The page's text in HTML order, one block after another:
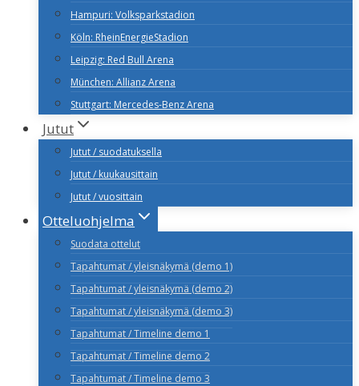
Hampuri: Volksparkstadion
Köln: RheinEnergieStadion
Leipzig: Red Bull Arena
München: Allianz Arena
Stuttgart: Mercedes-Benz Arena
Jutut
Jutut / suodatuksella
Jutut / kuukausittain
Jutut / vuosittain
Otteluohjelma
Suodata ottelut
Tapahtumat / yleisnäkymä (demo 1)
Tapahtumat / yleisnäkymä (demo 2)
Tapahtumat / yleisnäkymä (demo 3)
Tapahtumat / Timeline demo 1
Tapahtumat / Timeline demo 2
Tapahtumat / Timeline demo 3